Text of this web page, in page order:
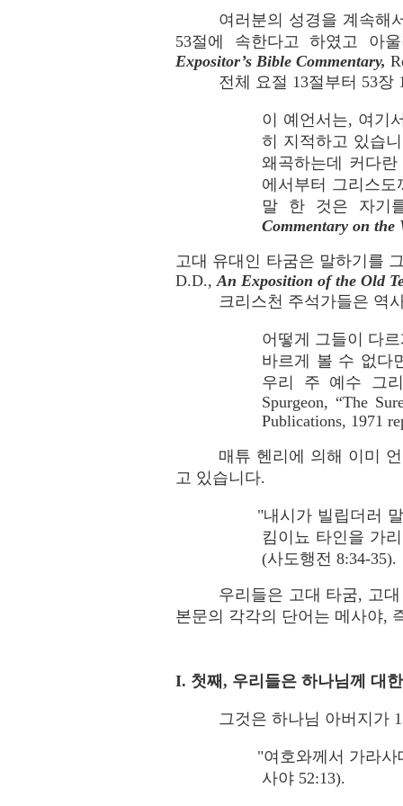
여러분의 성경을 계속해
53절에 속한다고 하였고 아
Expositor’s Bible Commentary,
전체 요절 13절부터 53장
이 예언서는, 여기
히 지적하고 있습
왜곡하는데 커다
에서부터 그리스
말 한 것은 자기
Commentary on the
고대 유대인 타굼은 말하기를
D.D.,An Exposition of the Old
크리스천 주석가들은 역
어떻게 그들이 다
바르게 볼 수 없다
우리 주 예수 그
Spurgeon, “The
Publications, 1971
매튜 헨리에 의해 이미
고 있습니다.
"내시가 빌립더러
킴이뇨 타인을 가
(사도행전 8:34-35).
우리들은 고대 타굼, 고
본문의 각각의 단어는 메사야,
I. 첫째, 우리들은 하나님께 대
그것은 하나님 아버지가
"여호와께서 가라
사야 52:13).